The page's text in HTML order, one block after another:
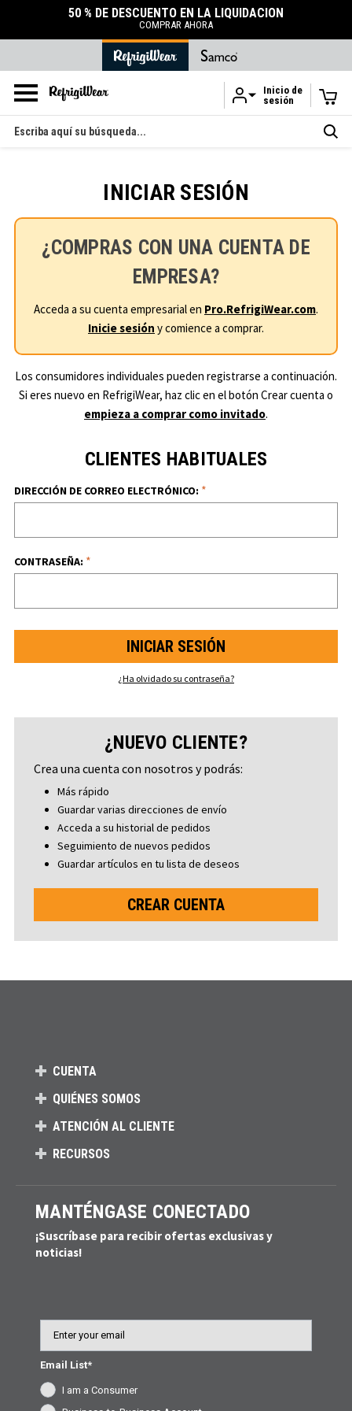
Ir al contenido principal
50 % DE DESCUENTO EN LA LIQUIDACIÓN
COMPRAR AHORA
Inicio de
sesión
Buscar
en
INICIAR SESIÓN
¿COMPRAS CON UNA CUENTA DE
EMPRESA?
Acceda a su cuenta empresarial en Pro.RefrigiWear.com.
Inicie sesión y comience a comprar.
Los consumidores individuales pueden registrarse a continuación.
Si eres nuevo en RefrigiWear, haz clic en el botón Crear cuenta o
empieza a comprar como invitado.
CLIENTES HABITUALES
DIRECCIÓN DE CORREO ELECTRÓNICO: *
CONTRASEÑA: *
¿Ha olvidado su contraseña?
¿NUEVO CLIENTE?
Crea una cuenta con nosotros y podrás:
Más rápido
Guardar varias direcciones de envío
Acceda a su historial de pedidos
Seguimiento de nuevos pedidos
Guardar artículos en tu lista de deseos
CREAR CUENTA
CUENTA
QUIÉNES SOMOS
ATENCIÓN AL CLIENTE
RECURSOS
MANTÉNGASE CONECTADO
¡Suscríbase para recibir ofertas exclusivas y
noticias!
Email List*
I am a Consumer